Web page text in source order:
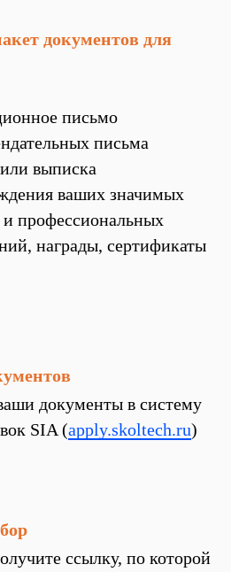
документов для
письмо
письма
выписка
ваших значимых
профессиональных
награды, сертификаты
документы в систему
SIA (apply.skoltech.ru)
ссылку, по которой